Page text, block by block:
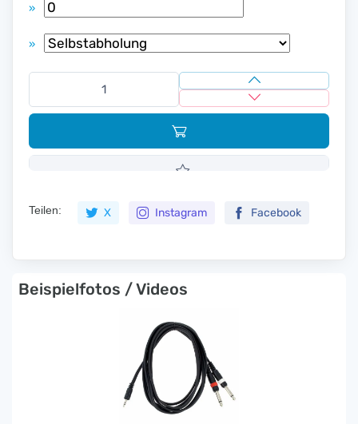
»
»
Teilen: X Instagram Facebook
Beispielfotos / Videos